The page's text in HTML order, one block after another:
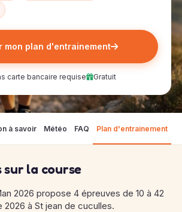
mon plan d'entrainement
carte bancaire requise Gratuit
à savoir Météo FAQ Plan d'entrainement
la course
2026 propose 4 épreuves de 10 à 42
à St jean de cuculles.